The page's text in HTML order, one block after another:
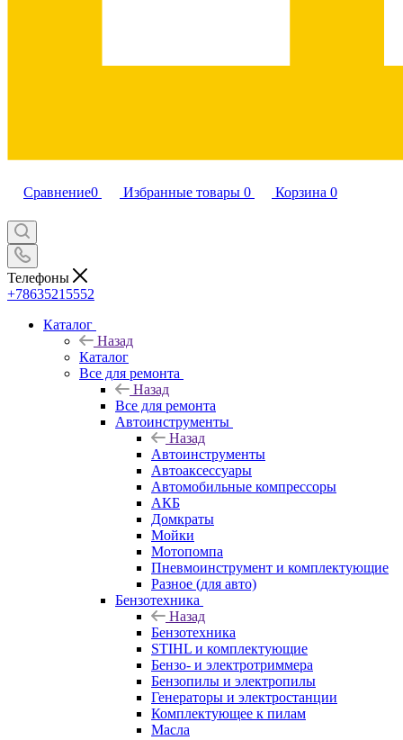
Сравнение0 Избранные товары 0 Корзина 0
Телефоны
+78635215552
Каталог
Назад
Каталог
Все для ремонта
Назад
Все для ремонта
Автоинструменты
Назад
Автоинструменты
Автоаксессуары
Автомобильные компрессоры
АКБ
Домкраты
Мойки
Мотопомпа
Пневмоинструмент и комплектующие
Разное (для авто)
Бензотехника
Назад
Бензотехника
STIHL и комплектующие
Бензо- и электротриммера
Бензопилы и электропилы
Генераторы и электростанции
Комплектующее к пилам
Масла